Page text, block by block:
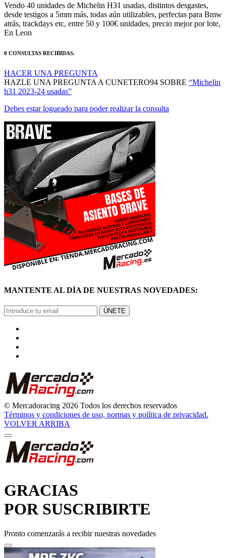
Vendo 40 unidades de Michelin H31 usadas, distintos desgastes,
desde testigos a 5mm más, todas aún utilizables, perfectas para Bmw
atrás, trackdays etc, entre 50 y 100€ unidades, precio mejor por lote,
En Leon
0 CONSULTAS RECIBIDAS.
HACER UNA PREGUNTA
HAZLE UNA PREGUNTA A CUNETERO94 SOBRE “Michelin
h31 2023-24 usadas”
Debes estar logueado para poder realizar la consulta
MANTENTE AL DÍA DE NUESTRAS NOVEDADES:
ÚNETE
© Mercadoracing 2026 Todos los derechos reservados
Términos y condiciones de uso, normas y política de privacidad.
VOLVER ARRIBA
GRACIAS
POR SUSCRIBIRTE
Pronto comenzarás a recibir nuestras novedades